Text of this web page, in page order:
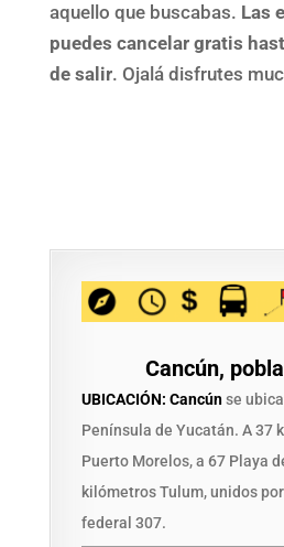
aquello que buscabas. Las
puedes cancelar gratis
de salir. Ojalá disfrutes
Cancún,
UBICACIÓN: Cancúnse
Península de Yucatán. A 37
Puerto Morelos, a 67 Playa
kilómetros Tulum, unidos
federal 307.